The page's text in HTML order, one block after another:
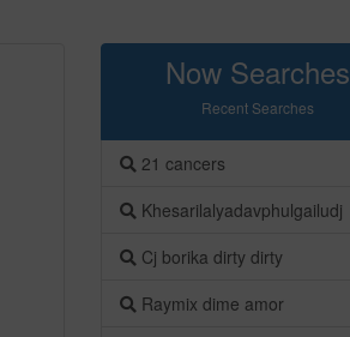
Now Searches
Recent Searches
21 cancers
Khesarilalyadavphulgailudj
Cj borika dirty dirty
Raymix dime amor